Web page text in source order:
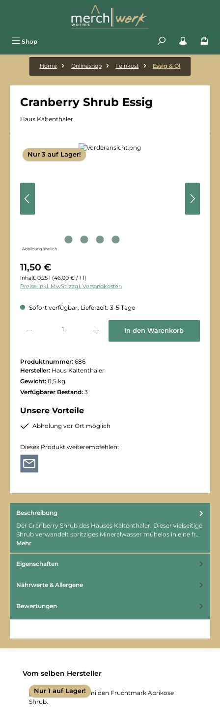
Shop
Home Onlineshop Feinkost Essig & Öl
Cranberry Shrub Essig
Haus Kaltenthaler
Bildergalerie überspringen
Nur 3 auf Lager!
Abbildung ähnlich
11,50 €
Inhalt: 0.25 l (46,00 € / 1 l)
Preise inkl. MwSt. zzgl. Versandkosten
Sofort verfügbar, Lieferzeit: 3-5 Tage
In den Warenkorb
Produktnummer: 686
Hersteller: Haus Kaltenthaler
Gewicht: 0,5 kg
Verfügbarer Bestand: 3
Unsere Vorteile
Abholung vor Ort möglich
Dieses Produkt weiterempfehlen:
Beschreibung
Der Cranberry Shrub des Hauses Kaltenthaler. Dieser vielseitige
Shrub verwandelt spritziges Mineralwasser mühelos in eine fr…
Mehr
Eigenschaften
Nährwerte & Allergene
Bewertungen
Produktgalerie überspringen
Vom selben Hersteller
Nur 1 auf Lager!